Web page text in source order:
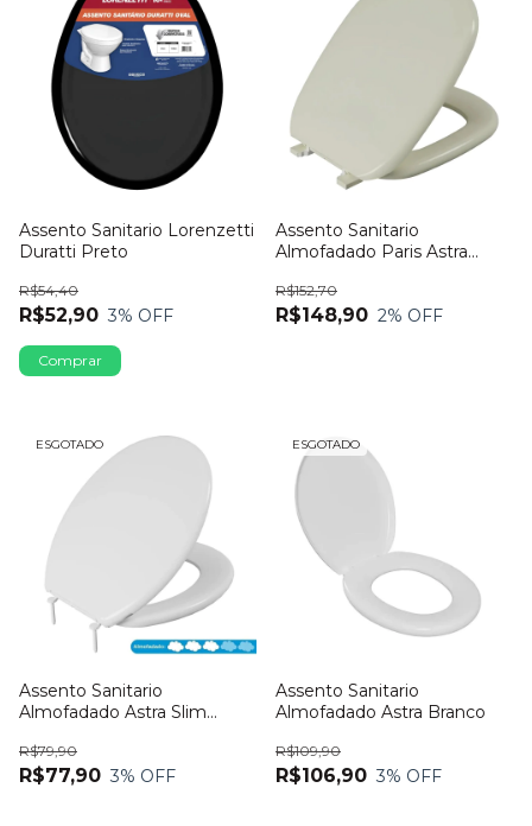
Assento Sanitario Lorenzetti
Duratti Preto
R$52,90
R$54,40
3% OFF
Assento Sanitario
Almofadado Paris Astra
R$148,90
R$152,70
2% OFF
ESGOTADO
Assento Sanitario
Almofadado Astra Slim
R$77,90
R$79,90
3% OFF
ESGOTADO
Assento Sanitario
Almofadado Astra Branco
R$106,90
R$109,90
3% OFF